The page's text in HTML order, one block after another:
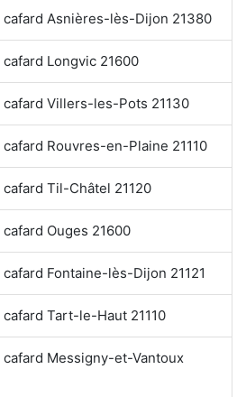
Asnières-lès-Dijon 21380
Longvic 21600
Villers-les-Pots 21130
Rouvres-en-Plaine 21110
Til-Châtel 21120
Ouges 21600
Fontaine-lès-Dijon 21121
Tart-le-Haut 21110
Messigny-et-Vantoux